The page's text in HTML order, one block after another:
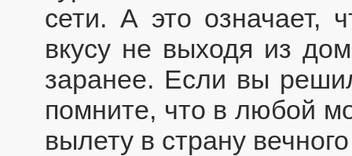
сети. А это означает,
вкусу не выходя из
заранее. Если вы
помните, что в любой
вылету в страну